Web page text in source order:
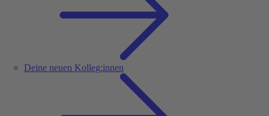
Deine neuen Kolleg:innen